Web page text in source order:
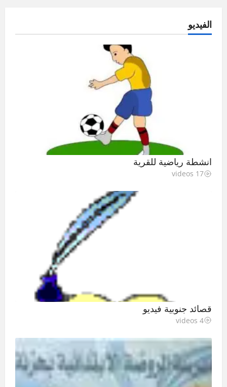
الفيديو
انشطة رياضية للقرية
17 videos
قصائد جنوبية فيديو
4 videos